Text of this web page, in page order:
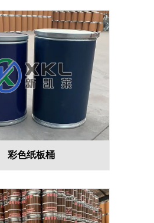
彩色纸板桶